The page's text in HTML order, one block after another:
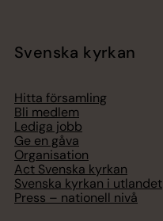
Svenska kyrkan
Hitta församling
Bli medlem
Lediga jobb
Ge en gåva
Organisation
Act Svenska kyrkan
Svenska kyrkan i utlandet
Press – nationell nivå